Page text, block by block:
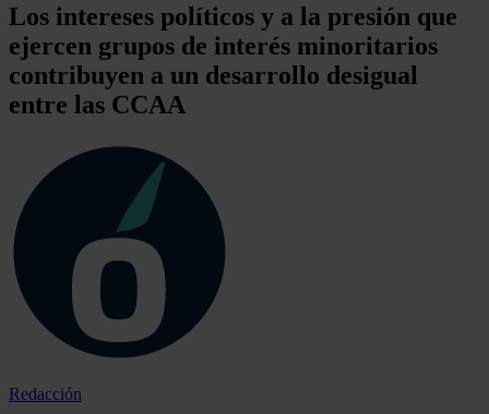
Los intereses políticos y a la presión que
ejercen grupos de interés minoritarios
contribuyen a un desarrollo desigual
entre las CCAA
Redacción